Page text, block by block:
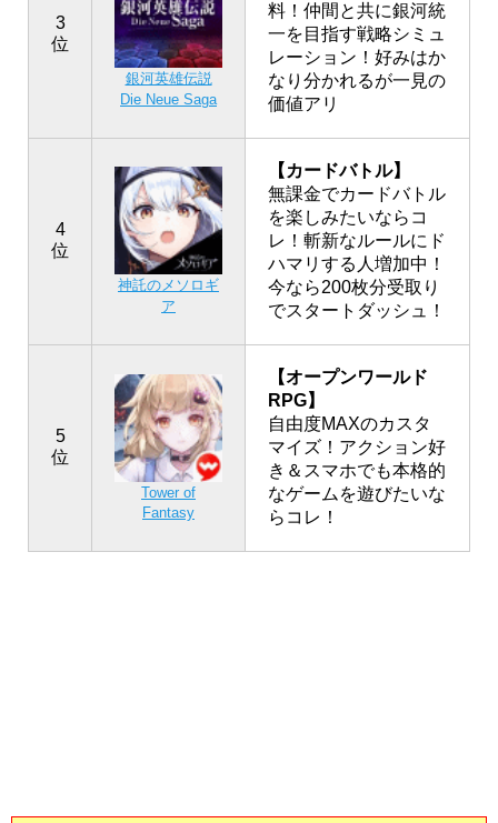
3
位
銀河英雄伝説
Die Neue Saga
料！仲間と共に銀河統
一を目指す戦略シミュ
レーション！好みはか
なり分かれるが一見の
価値アリ
4
位
神託のメソロギ
ア
【カードバトル】
無課金でカードバトル
を楽しみたいならコ
レ！斬新なルールにド
ハマリする人増加中！
今なら200枚分受取り
でスタートダッシュ！
5
位
Tower of
Fantasy
【オープンワールド
RPG】
自由度MAXのカスタ
マイズ！アクション好
き＆スマホでも本格的
なゲームを遊びたいな
らコレ！